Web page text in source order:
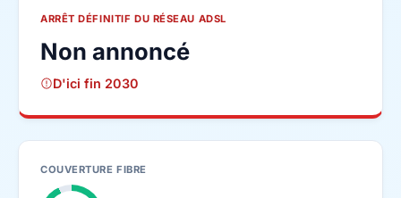
ARRÊT DÉFINITIF DU RÉSEAU ADSL
Non annoncé
D'ici fin 2030
COUVERTURE FIBRE